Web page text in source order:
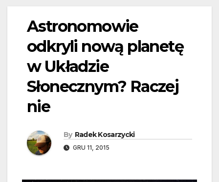
Astronomowie
odkryli nową planetę
w Układzie
Słonecznym? Raczej
nie
By Radek Kosarzycki
GRU 11, 2015